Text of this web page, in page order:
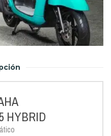
HYBRID